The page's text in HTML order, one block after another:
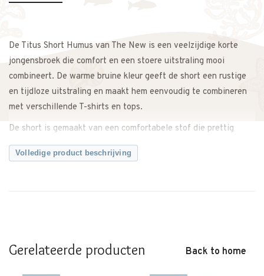
De Titus Short Humus van The New is een veelzijdige korte
jongensbroek die comfort en een stoere uitstraling mooi
combineert. De warme bruine kleur geeft de short een rustige
en tijdloze uitstraling en maakt hem eenvoudig te combineren
met verschillende T-shirts en tops.
De short is gemaakt van een comfortabele stof die prettig
draagt en voldoende bewegingsvrijheid biedt. Hierdoor kan je
kindje vrij bewegen tijdens het spelen, rennen en ontdekken.
Twijfel je ergens over? Neem gerust contact met ons op. We
Volledige product beschrijving
Gerelateerde producten Back to home